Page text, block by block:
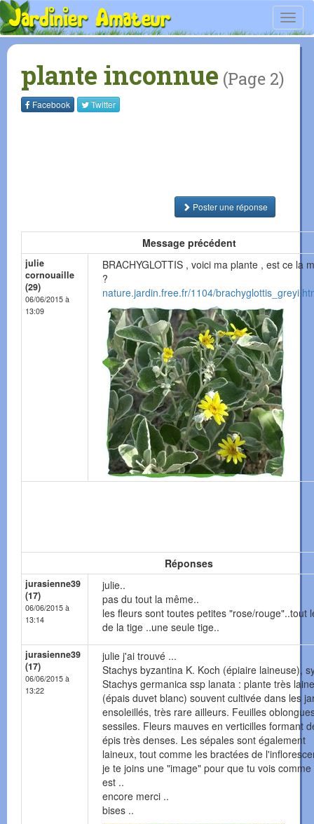
plante inconnue (Page 2)
Facebook Twitter
Poster une réponse
Message précédent
julie
cornouaille
(29)
06/06/2015 à
13:09
BRACHYGLOTTIS , voici ma plante , est ce la
?
nature.jardin.free.fr/1104/
Réponses
jurasienne39
(17)
06/06/2015 à
13:14
julie..
pas du tout la même..
les fleurs sont toutes petites "rose/rouge"..tout
de la tige ..une seule tige..
jurasienne39
(17)
06/06/2015 à
13:22
julie j'ai trouvé ...
Stachys byzantina K. Koch (épiaire laineuse),
Stachys germanica ssp lanata : plante très
(épais duvet blanc) souvent cultivée dans les
ensoleillés, très rare ailleurs. Feuilles
sessiles. Fleurs mauves en verticilles formant
épis très denses. Les sépales sont également
laineux, tout comme les bractées de
je te joins une "image" pour que tu vois comme
est ..
encore merci ..
bises ..